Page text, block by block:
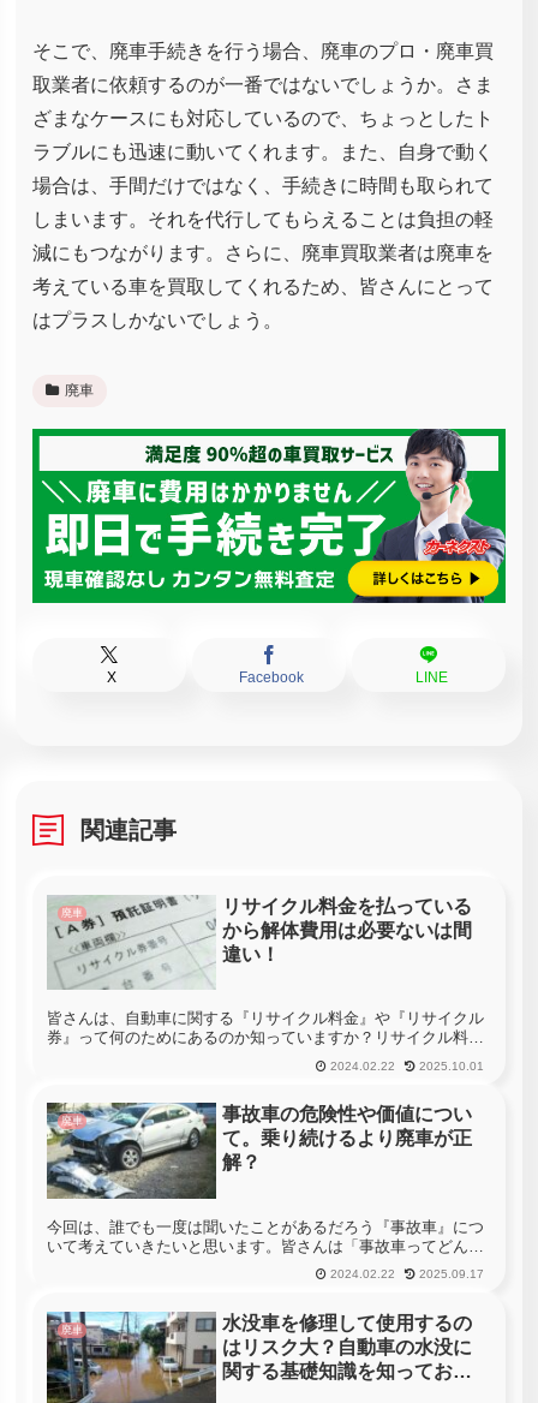
そこで、廃車手続きを行う場合、廃車のプロ・廃車買
取業者に依頼するのが一番ではないでしょうか。さま
ざまなケースにも対応しているので、ちょっとしたト
ラブルにも迅速に動いてくれます。また、自身で動く
場合は、手間だけではなく、手続きに時間も取られて
しまいます。それを代行してもらえることは負担の軽
減にもつながります。さらに、廃車買取業者は廃車を
考えている車を買取してくれるため、皆さんにとって
はプラスしかないでしょう。
廃車
X Facebook LINE
関連記事
廃車
リサイクル料金を払っている
から解体費用は必要ないは間
違い！
皆さんは、自動車に関する『リサイクル料金』や『リサイクル
券』って何のためにあるのか知っていますか？リサイクル料金
は、新車購入時に『預託料』として自動車の所有者が支払って
いるものなのですが、このリサイクル料金については、普段の
2024.02.22 2025.10.01
廃車
事故車の危険性や価値につい
て。乗り続けるより廃車が正
解？
今回は、誰でも一度は聞いたことがあるだろう『事故車』につ
いて考えていきたいと思います。皆さんは「事故車ってどんな
自動車ですか？」と聞かれると、どのような自動車をイメージ
するでしょうか？多くの方は、その名前から「事故にあってボ
2024.02.22 2025.09.17
廃車
水没車を修理して使用するの
はリスク大？自動車の水没に
関する基礎知識を知っておこ